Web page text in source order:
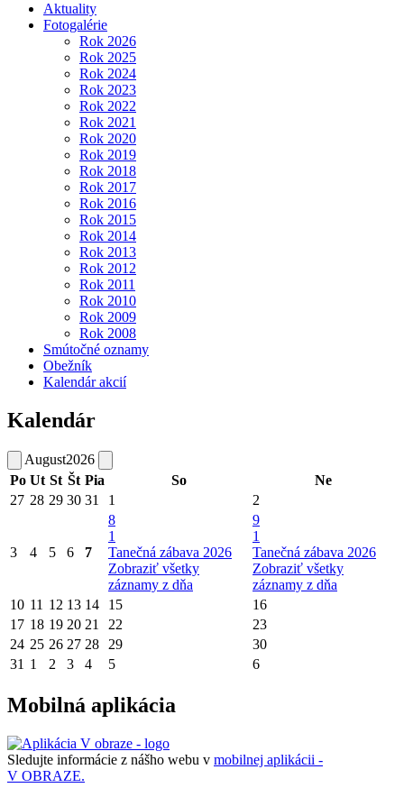
Aktuality
Fotogalérie
Rok 2026
Rok 2025
Rok 2024
Rok 2023
Rok 2022
Rok 2021
Rok 2020
Rok 2019
Rok 2018
Rok 2017
Rok 2016
Rok 2015
Rok 2014
Rok 2013
Rok 2012
Rok 2011
Rok 2010
Rok 2009
Rok 2008
Smútočné oznamy
Obežník
Kalendár akcií
Kalendár
August2026
Po Ut St Št Pia So
Ne
27 28 29 30 31 1 2
3 4 5 6 7
8
1
Tanečná zábava 2026
Zobraziť všetky
záznamy z dňa
9
1
Tanečná zábava 2026
Zobraziť všetky
záznamy z dňa
10 11 12 13 14 15
16
17 18 19 20 21 22
23
24 25 26 27 28 29
30
31 1 2 3 4 5 6
Mobilná aplikácia
Sledujte informácie z nášho webu v mobilnej aplikácii -
V OBRAZE.